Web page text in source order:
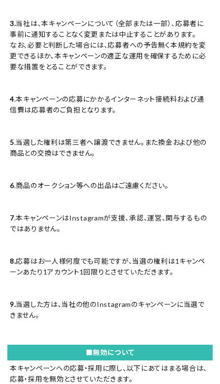
3.当社は、本キャンペーンについて（全部または一部）、応募者に
事前に通知することなく変更または中止することがあります。
なお、必要と判断した場合には、応募者への予告無く本規約を変
更できるほか、本キャンペーンの適正な運用を確保するために必
要な措置をとることができます。
4.本キャンペーンの応募にかかるインターネット接続料および通
信費は応募者のご負担となります。
5.当選した権利は第三者へ譲渡できません。また換金および他の
商品との交換はできません。
6.商品のオークション等への出品はご遠慮ください。
7.本キャンペーンはInstagramが支援、承認、運営、関与するもの
ではありません。
8.応募はお一人様何度でも可能ですが、当選の権利は1キャンペ
ーンあたり1アカウント1回限りとさせていただきます。
9.当選した方は、当社の他のInstagramのキャンペーンに当選で
きません。
■無効について
本キャンペーンへの応募・採用に際し、以下にあてはまる場合は、
応募・採用を無効とさせていただきます。